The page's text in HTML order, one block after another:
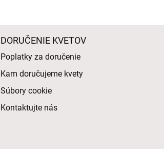
DORUČENIE KVETOV
Poplatky za doručenie
Kam doručujeme kvety
Súbory cookie
Kontaktujte nás